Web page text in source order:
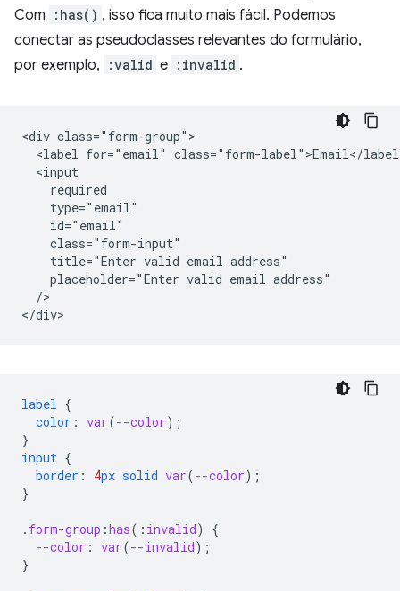
Com
:has() , isso fica muito mais fácil. Podemos
conectar as pseudoclasses relevantes do formulário,
por exemplo,
:valid e :invalid .
<div class="form-group">
<label for="email" class="form-label">Email</
  <input
    required
    type="email"
    id="email"
    class="form-input"
    title="Enter valid email address"
    placeholder="Enter valid email address"
  />
label {
color : var(--color);
}
input {
border : 4px solid var(--color);
}
. form-group :has( : invalid)
{
--color : var(--invalid);
}